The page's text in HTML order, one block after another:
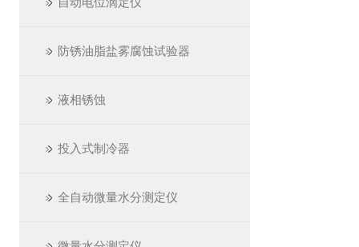
防锈油脂盐雾腐蚀试验器
液相锈蚀
投入式制冷器
全自动微量水分测定仪